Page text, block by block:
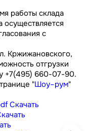
работы склада
осуществляется
с
Кржижановского,
отгрузки
+7(495) 660-07-90.
"Шоу–рум"
Скачать